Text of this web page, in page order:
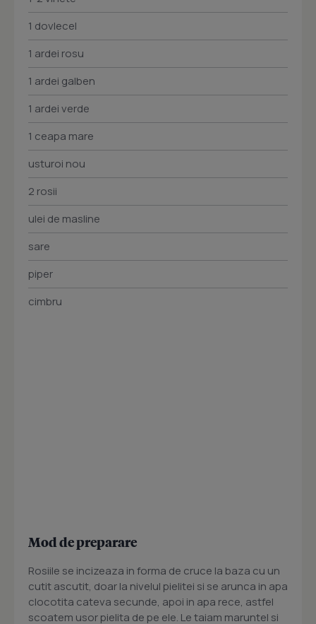
1 dovlecel
1 ardei rosu
1 ardei galben
1 ardei verde
1 ceapa mare
usturoi nou
2 rosii
ulei de masline
sare
piper
cimbru
Mod de preparare
Rosiile se incizeaza in forma de cruce la baza cu un
cutit ascutit, doar la nivelul pielitei si se arunca in apa
clocotita cateva secunde, apoi in apa rece, astfel
scoatem usor pielita de pe ele. Le taiam maruntel si